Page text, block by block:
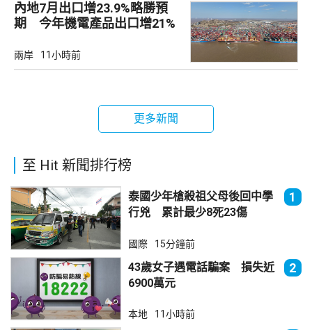
內地7月出口增23.9%略勝預
期 今年機電產品出口增21%
兩岸 11小時前
更多新聞
至 Hit 新聞排行榜
泰國少年槍殺祖父母後回中學
行兇 累計最少8死23傷
1
國際 15分鐘前
43歲女子遇電話騙案 損失近
6900萬元
2
本地 11小時前